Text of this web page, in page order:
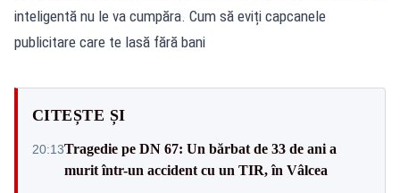
inteligentă nu le va cumpăra. Cum să eviți capcanele
publicitare care te lasă fără bani
CITEȘTE ȘI
20:13Tragedie pe DN 67: Un bărbat de 33 de ani a
murit într-un accident cu un TIR, în Vâlcea